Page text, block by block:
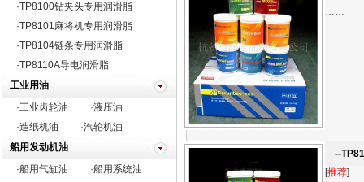
·TP8100钻夹头专用润滑脂
·TP8101麻将机专用润滑脂
·TP8104链条专用润滑脂
·TP8110A导电润滑脂
工业用油
·工业齿轮油
·液压油
·造纸机油
·汽轮机油
船用发动机油
·船用气缸油
·船用系统油
……
--
[推荐]